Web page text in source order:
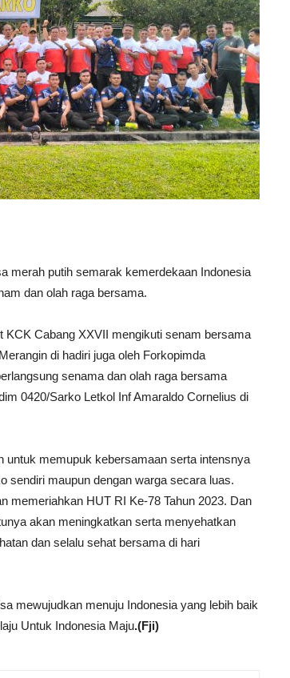
merah putih semarak kemerdekaan Indonesia
dan olah raga bersama.
Cabang XXVII mengikuti senam bersama
di hadiri juga oleh Forkopimda
senama dan olah raga bersama
0420/Sarko Letkol Inf Amaraldo Cornelius di
untuk memupuk kebersamaan serta intensnya
sendiri maupun dengan warga secara luas.
memeriahkan HUT RI Ke-78 Tahun 2023. Dan
akan meningkatkan serta menyehatkan
dan selalu sehat bersama di hari
mewujudkan menuju Indonesia yang lebih baik
Untuk Indonesia Maju.(Fji)